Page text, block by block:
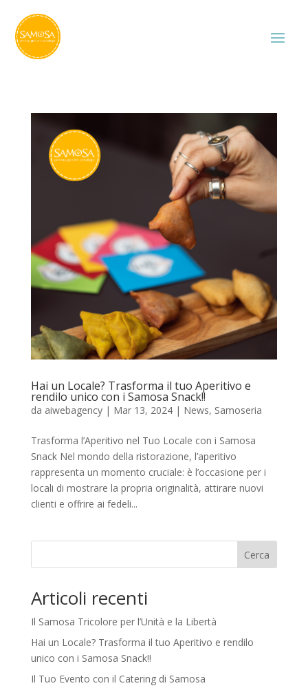
Hai un Locale? Trasforma il tuo Aperitivo e
rendilo unico con i Samosa Snack!!
da aiwebagency| Mar 13, 2024| News, Samoseria
Trasforma l’Aperitivo nel Tuo Locale con i Samosa
Snack Nel mondo della ristorazione, l’aperitivo
rappresenta un momento cruciale: è l’occasione per i
locali di mostrare la propria originalità, attirare nuovi
clienti e offrire ai fedeli...
Cerca
Articoli recenti
Il Samosa Tricolore per l’Unità e la Libertà
Hai un Locale? Trasforma il tuo Aperitivo e rendilo
unico con i Samosa Snack!!
Il Tuo Evento con il Catering di Samosa